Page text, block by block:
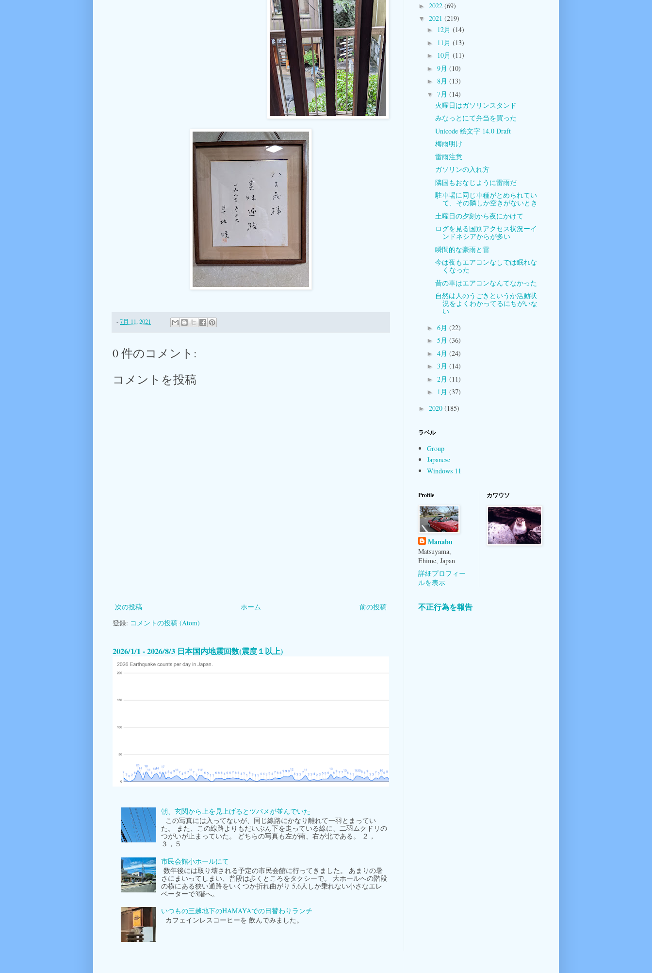
-7月 11, 2021
0 件のコメント:
コメントを投稿
次の投稿 前の投稿
ホーム
登録: コメントの投稿 (Atom)
2026/1/1 - 2026/8/3 日本国内地震回数(震度１以上)
朝、玄関から上を見上げるとツバメが並んでいた
この写真には入ってないが、同じ線路にかなり離れて一羽とまってい
た。 また、この線路よりもだいぶん下を走っている線に、二羽ムクドリの
つがいが止まっていた。 どちらの写真も左が南、右が北である。 ２，
３，５
市民会館小ホールにて
数年後には取り壊される予定の市民会館に行ってきました。 あまりの暑
さにまいってしまい、普段は歩くところをタクシーで。 大ホールへの階段
の横にある狭い通路をいくつか折れ曲がり 5,6人しか乗れない小さなエレ
ベーターで3階へ。
いつもの三越地下のHAMAYAでの日替わりランチ
カフェインレスコーヒーを 飲んでみました。
► 2022 (69)
▼ 2021 (219)
► 12月 (14)
► 11月 (13)
► 10月 (11)
► 9月 (10)
► 8月 (13)
▼ 7月 (14)
火曜日はガソリンスタンド
みなっとにて弁当を買った
Unicode 絵文字 14.0 Draft
梅雨明け
雷雨注意
ガソリンの入れ方
隣国もおなじように雷雨だ
駐車場に同じ車種がとめられてい
て、その隣しか空きがないとき
土曜日の夕刻から夜にかけて
ログを見る国別アクセス状況ーイ
ンドネシアからが多い
瞬間的な豪雨と雷
今は夜もエアコンなしでは眠れな
くなった
昔の車はエアコンなんてなかった
自然は人のうごきというか活動状
況をよくわかってるにちがいな
い
► 6月 (22)
► 5月 (36)
► 4月 (24)
► 3月 (14)
► 2月 (11)
► 1月 (37)
► 2020 (185)
ラベル
Group
Japanese
Windows 11
Profile
Manabu
Matsuyama,
Ehime, Japan
詳細プロフィー
ルを表示
カワウソ
不正行為を報告